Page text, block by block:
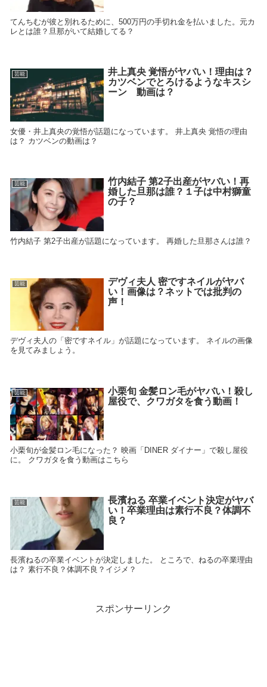
てんちむが彼と別れるために、500万円の手切れ金を払いました。元カ
レとは誰？旦那がいて結婚してる？
芸能
井上真央 覚悟がヤバい！理由は？
カツベンでとろけるようなキスシ
ーン 動画は？
女優・井上真央の覚悟が話題になっています。 井上真央 覚悟の理由
は？ カツベンの動画は？
芸能
竹内結子 第2子出産がヤバい！再
婚した旦那は誰？１子は中村獅童
の子？
竹内結子 第2子出産が話題になっています。 再婚した旦那さんは誰？
芸能
デヴィ夫人 密ですネイルがヤバ
い！画像は？ネットでは批判の
声！
デヴィ夫人の「密ですネイル」が話題になっています。 ネイルの画像
を見てみましょう。
芸能
小栗旬 金髪ロン毛がヤバい！殺し
屋役で、クワガタを食う動画！
小栗旬が金髪ロン毛になった？ 映画「DINER ダイナー」で殺し屋役
に。 クワガタを食う動画はこちら
芸能
長濱ねる 卒業イベント決定がヤバ
い！卒業理由は素行不良？体調不
良？
長濱ねるの卒業イベントが決定しました。 ところで、ねるの卒業理由
は？ 素行不良？体調不良？イジメ？
スポンサーリンク